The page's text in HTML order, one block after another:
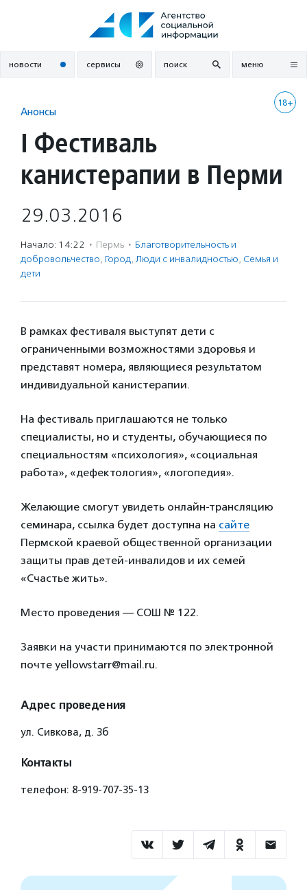
новости сервисы поиск меню
18+
Анонсы
I Фестиваль
канистерапии в Перми
29.03.2016
Начало: 14:22 · Пермь · Благотвори­тель­ность и
доброволь­чест­во, Город, Люди с инвалидностью, Семья и
дети
В рамках фестиваля выступят дети с
ограниченными возможностями здоровья и
представят номера, являющиеся результатом
индивидуальной канистерапии.
На фестиваль приглашаются не только
специалисты, но и студенты, обучающиеся по
специальностям «психология», «социальная
работа», «дефектология», «логопедия».
Желающие смогут увидеть онлайн-трансляцию
семинара, ссылка будет доступна на сайте
Пермской краевой общественной организации
защиты прав детей-инвалидов и их семей
«Счастье жить».
Место проведения — СОШ № 122.
Заявки на участи принимаются по электронной
почте yellowstarr@mail.ru.
Адрес проведения
ул. Сивкова, д. 3б
Контакты
телефон: 8-919-707-35-13